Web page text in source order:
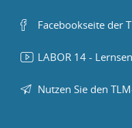
Facebookseite der
LABOR 14 -
Nutzen Sie den